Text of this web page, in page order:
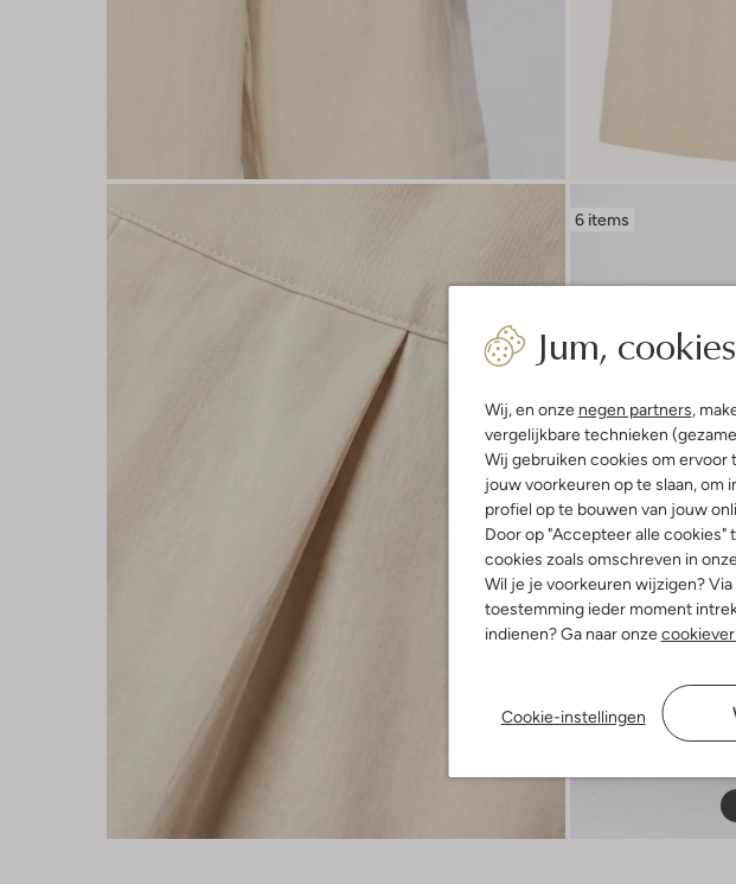
Jum,
Wij, en onze negen partners,
vergelijkbare technieken
Wij gebruiken cookies om
jouw voorkeuren op te slaan, om
profiel op te bouwen van jouw
Door op "Accepteer alle cookies"
cookies zoals omschreven in
Wil je je voorkeuren wijzigen?
toestemming ieder moment
indienen? Ga naar onze
Cookie-instellingen
6 items